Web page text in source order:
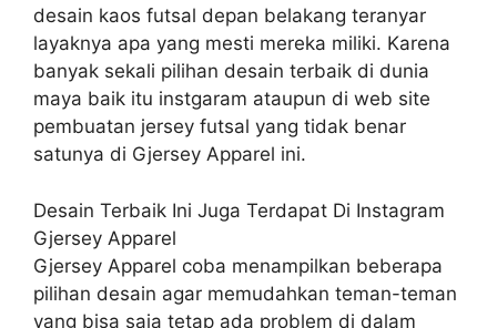
desain kaos futsal depan belakang teranyar
layaknya apa yang mesti mereka miliki. Karena
banyak sekali pilihan desain terbaik di dunia
maya baik itu instgaram ataupun di web site
pembuatan jersey futsal yang tidak benar
satunya di Gjersey Apparel ini.
Desain Terbaik Ini Juga Terdapat Di Instagram
Gjersey Apparel
Gjersey Apparel coba menampilkan beberapa
pilihan desain agar memudahkan teman-teman
yang bisa saja tetap ada problem di dalam